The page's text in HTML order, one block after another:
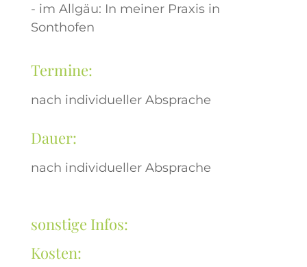
- im Allgäu: In meiner Praxis in
Sonthofen
Termine:
nach individueller Absprache
Dauer:
nach individueller Absprache
sonstige Infos:
Kosten: